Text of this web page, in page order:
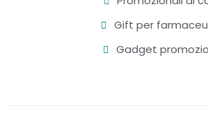
Gift per
Gadget